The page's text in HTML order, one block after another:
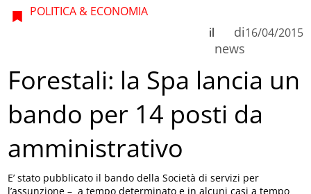
POLITICA & ECONOMIA
di
news
il 16/04/2015
Forestali: la Spa lancia un
bando per 14 posti da
amministrativo
E’ stato pubblicato il bando della Società di servizi per
l’assunzione – a tempo determinato e in alcuni casi a tempo